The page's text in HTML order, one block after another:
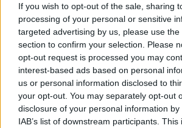
If you wish to opt-out of the sale, sharing
processing of your personal or sensitive
targeted advertising by us, please use
section to confirm your selection. Please
opt-out request is processed you may
interest-based ads based on personal
us or personal information disclosed to
your opt-out. You may separately opt-out
disclosure of your personal information
IAB’s list of downstream participants.